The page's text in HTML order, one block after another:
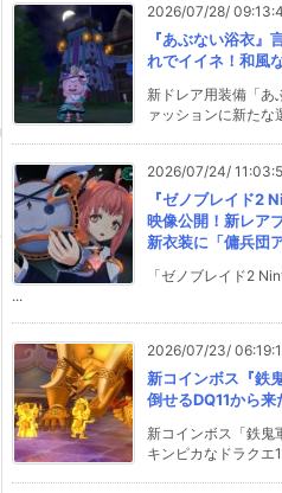
2026/07/28/
『あぶない浴衣』
れでイイネ！和風
新ドレア用装備「あ
ァッションに新たな
2026/07/24/
『ゼノブレイド
映像公開！新レア
新衣装に「傭兵団
「ゼノブレイド2
...
2026/07/23/
新コインボス『鉄
倒せるDQ11から来
新コインボス「鉄鬼
キンピカなドラクエ